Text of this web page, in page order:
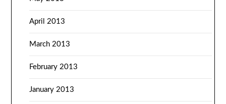
April 2013
March 2013
February 2013
January 2013